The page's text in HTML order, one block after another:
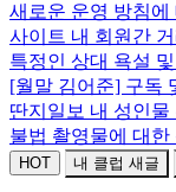
새로운 운영 방침
사이트 내 회원간
특정인 상대 욕설
[월말 김어준] 구독
딴지일보 내 성인물
불법 촬영물에 대한
HOT 내 클럽 새글